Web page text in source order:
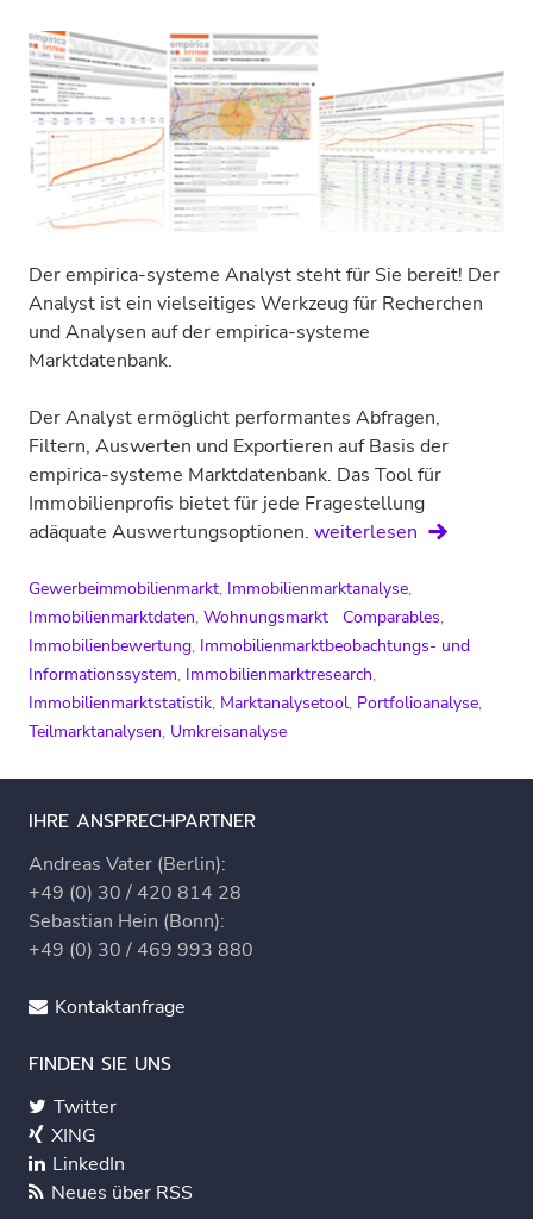
Der empirica-systeme Analyst steht für Sie bereit! Der
Analyst ist ein viel­seitiges Werkzeug für Recherchen
und Analysen auf der empirica-systeme
Marktdatenbank.
Der Analyst ermöglicht performantes Abfragen,
Filtern, Auswerten und Exportieren auf Basis der
empirica-systeme Markt­datenbank. Das Tool für
Immobilien­profis bietet für jede Frage­stellung
adäquate Aus­wertungs­optionen. Neues
empirica-
systeme
Analyst
weiterlesen
Gewerbeimmobilienmarkt, Immobilienmarktanalyse,
Immobilienmarktdaten, Wohnungsmarkt Comparables,
Immobilienbewertung, Immobilienmarktbeobachtungs- und
Informationssystem, Immobilienmarktresearch,
Immobilienmarktstatistik, Marktanalysetool, Portfolioanalyse,
Teilmarktanalysen, Umkreisanalyse
IHRE ANSPRECHPARTNER
Andreas Vater (Berlin):
+49 (0) 30 / 420 814 28
Sebastian Hein (Bonn):
+49 (0) 30 / 469 993 880
Kontaktanfrage
FINDEN SIE UNS
Twitter
XING
LinkedIn
Neues über RSS